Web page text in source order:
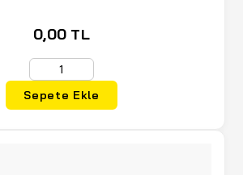
0,00 TL
Sepete Ekle